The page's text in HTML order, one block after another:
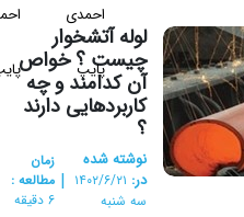
احمدی
پایپ
احمدی
پایپ
لوله آتشخوار
چیست ؟ خواص
آن کدامند و چه
کاربردهایی دارند
؟
نوشته شده
در:
۱۴۰۲/۶/۲۱
سه شنبه
| مطالعه :